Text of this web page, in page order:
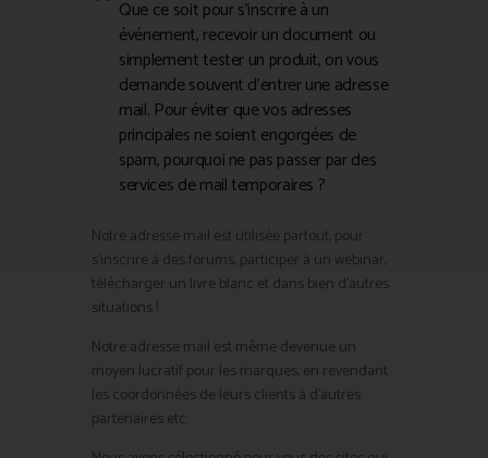
Que ce soit pour s’inscrire à un
événement, recevoir un document ou
simplement tester un produit, on vous
demande souvent d’entrer une adresse
mail. Pour éviter que vos adresses
principales ne soient engorgées de
spam, pourquoi ne pas passer par des
services de mail temporaires ?
Notre adresse mail est utilisée partout, pour
s’inscrire à des forums, participer à un webinar,
télécharger un livre blanc et dans bien d’autres
situations !
Notre adresse mail est même devenue un
moyen lucratif pour les marques, en revendant
les coordonnées de leurs clients à d’autres
partenaires etc.